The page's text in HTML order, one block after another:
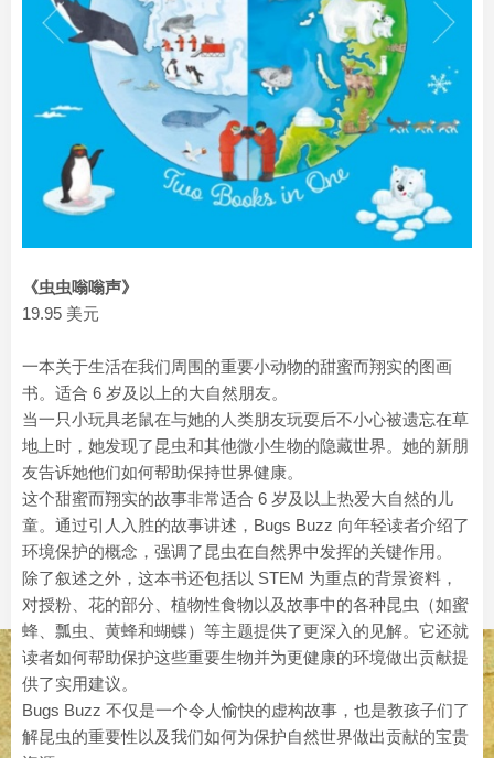
《虫虫嗡嗡声》
19.95 美元
一本关于生活在我们周围的重要小动物的甜蜜而翔实的图画
书。适合 6 岁及以上的大自然朋友。
当一只小玩具老鼠在与她的人类朋友玩耍后不小心被遗忘在草
地上时，她发现了昆虫和其他微小生物的隐藏世界。她的新朋
友告诉她他们如何帮助保持世界健康。
这个甜蜜而翔实的故事非常适合 6 岁及以上热爱大自然的儿
童。通过引人入胜的故事讲述，Bugs Buzz 向年轻读者介绍了
环境保护的概念，强调了昆虫在自然界中发挥的关键作用。
除了叙述之外，这本书还包括以 STEM 为重点的背景资料，
对授粉、花的部分、植物性食物以及故事中的各种昆虫（如蜜
蜂、瓢虫、黄蜂和蝴蝶）等主题提供了更深入的见解。它还就
读者如何帮助保护这些重要生物并为更健康的环境做出贡献提
供了实用建议。
Bugs Buzz 不仅是一个令人愉快的虚构故事，也是教孩子们了
解昆虫的重要性以及我们如何为保护自然世界做出贡献的宝贵